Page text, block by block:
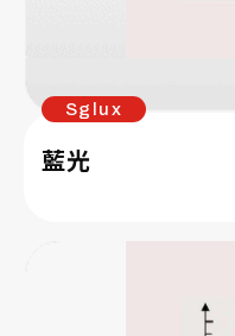
Sglux
藍光